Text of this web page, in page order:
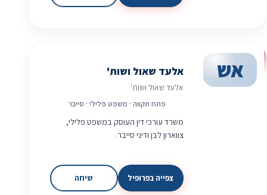
אש אלעד שאול ושות'
אלעד שאול ושות'
פתח תקווה · משפט פלילי · סייבר
משרד עורכי דין העוסק במשפט פלילי,
צווארון לבן ודיני סייבר.
צפייה בפרופיל שיחה